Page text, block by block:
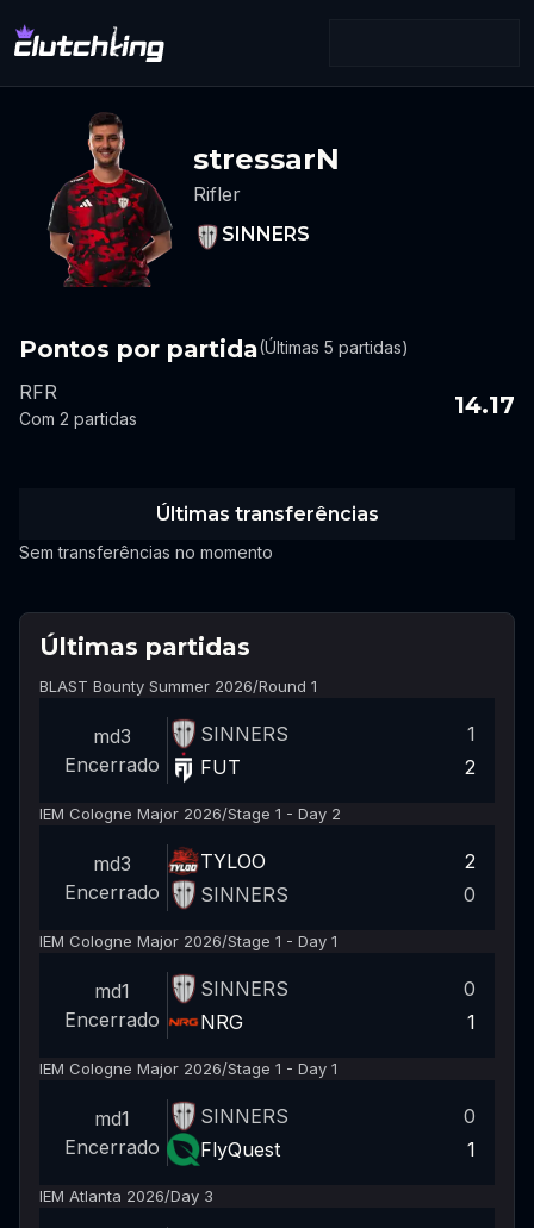
stressarN
Rifler
SINNERS
Pontos por partida(Últimas 5 partidas)
RFR
Com 2 partidas 14.17
Últimas transferências
Sem transferências no momento
Últimas partidas
BLAST Bounty Summer 2026/Round 1
md3
Encerrado
SINNERS
1
FUT
2
IEM Cologne Major 2026/Stage 1 - Day 2
md3
Encerrado
TYLOO
2
SINNERS
0
IEM Cologne Major 2026/Stage 1 - Day 1
md1
Encerrado
SINNERS
0
NRG
1
IEM Cologne Major 2026/Stage 1 - Day 1
md1
Encerrado
SINNERS
0
FlyQuest
1
IEM Atlanta 2026/Day 3